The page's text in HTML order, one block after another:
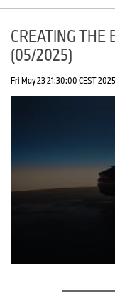
CREATING THE
(05/2025)
Fri May 23 21:30:00 CEST 2025